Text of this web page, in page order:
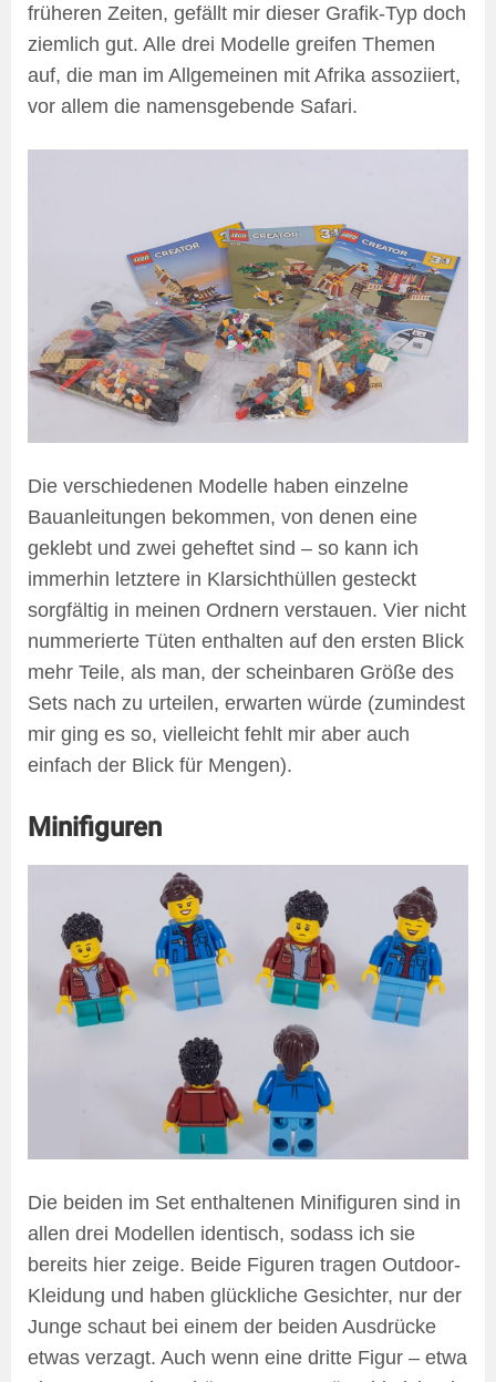
früheren Zeiten, gefällt mir dieser Grafik-Typ doch
ziemlich gut. Alle drei Modelle greifen Themen
auf, die man im Allgemeinen mit Afrika assoziiert,
vor allem die namensgebende Safari.
Die verschiedenen Modelle haben einzelne
Bauanleitungen bekommen, von denen eine
geklebt und zwei geheftet sind – so kann ich
immerhin letztere in Klarsichthüllen gesteckt
sorgfältig in meinen Ordnern verstauen. Vier nicht
nummerierte Tüten enthalten auf den ersten Blick
mehr Teile, als man, der scheinbaren Größe des
Sets nach zu urteilen, erwarten würde (zumindest
mir ging es so, vielleicht fehlt mir aber auch
einfach der Blick für Mengen).
Minifiguren
Die beiden im Set enthaltenen Minifiguren sind in
allen drei Modellen identisch, sodass ich sie
bereits hier zeige. Beide Figuren tragen Outdoor-
Kleidung und haben glückliche Gesichter, nur der
Junge schaut bei einem der beiden Ausdrücke
etwas verzagt. Auch wenn eine dritte Figur – etwa